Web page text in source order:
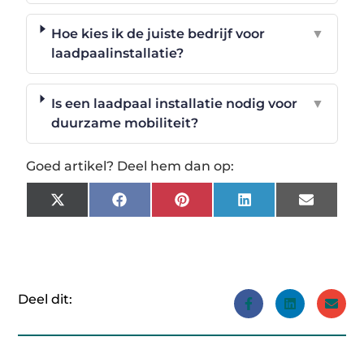
Hoe kies ik de juiste bedrijf voor
laadpaalinstallatie?
▼
Is een laadpaal installatie nodig voor
duurzame mobiliteit?
▼
Goed artikel? Deel hem dan op:
X
(Twitter)
FacebookPinterestLinkedInEmail
Deel dit: